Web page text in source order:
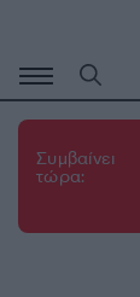
περιεχόμενο
Συμβαίνει
τώρα: